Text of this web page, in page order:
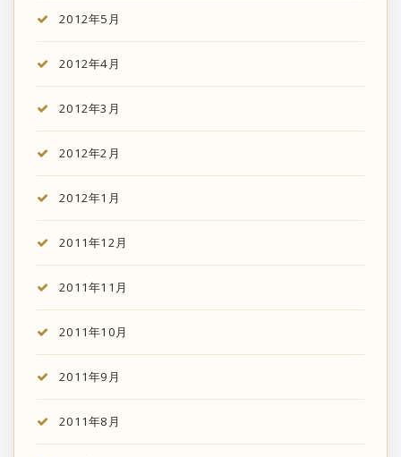
2012年5月
2012年4月
2012年3月
2012年2月
2012年1月
2011年12月
2011年11月
2011年10月
2011年9月
2011年8月